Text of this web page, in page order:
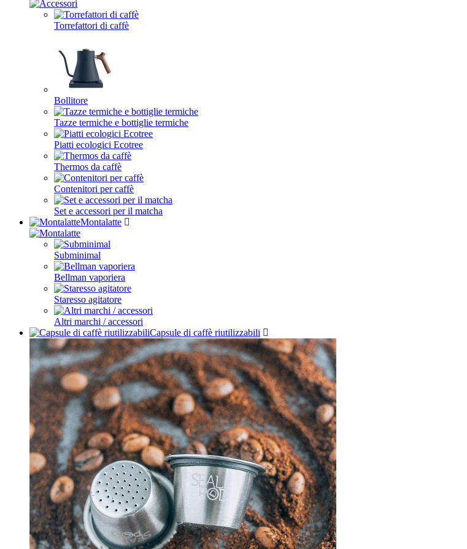
Torrefattori di caffè
Bollitore
Tazze termiche e bottiglie termiche
Piatti ecologici Ecotree
Thermos da caffè
Contenitori per caffè
Set e accessori per il matcha
Montalatte
Subminimal
Bellman vaporiera
Staresso agitatore
Altri marchi / accessori
Capsule di caffè riutilizzabili